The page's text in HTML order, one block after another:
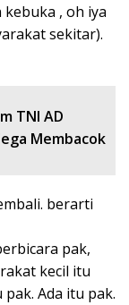
, oh iya
sekitar).
TNI AD
Membacok
berarti
pak,
kecil itu
Ada itu pak.